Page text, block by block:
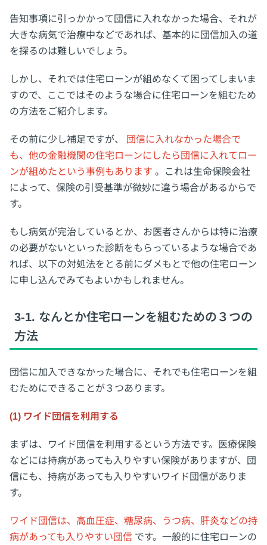
告知事項に引っかかって団信に入れなかった場合、それが
大きな病気で治療中などであれば、基本的に団信加入の道
を探るのは難しいでしょう。
しかし、それでは住宅ローンが組めなくて困ってしまいま
すので、ここではそのような場合に住宅ローンを組むため
の方法をご紹介します。
その前に少し補足ですが、
団信に入れなかった場合で
も、他の金融機関の住宅ローンにしたら団信に入れてロー
ンが組めたという事例もあります 。これは生命保険会社
によって、保険の引受基準が微妙に違う場合があるからで
す。
もし病気が完治しているとか、お医者さんからは特に治療
の必要がないといった診断をもらっているような場合であ
れば、以下の対処法をとる前にダメもとで他の住宅ローン
に申し込んでみてもよいかもしれません。
3-1. なんとか住宅ローンを組むための３つの
方法
団信に加入できなかった場合に、それでも住宅ローンを組
むためにできることが３つあります。
(1) ワイド団信を利用する
まずは、ワイド団信を利用するという方法です。医療保険
などには持病があっても入りやすい保険がありますが、団
信にも、持病があっても入りやすいワイド団信がありま
す。
ワイド団信は、高血圧症、糖尿病、うつ病、肝炎などの持
病があっても入りやすい団信 です。一般的に住宅ローンの